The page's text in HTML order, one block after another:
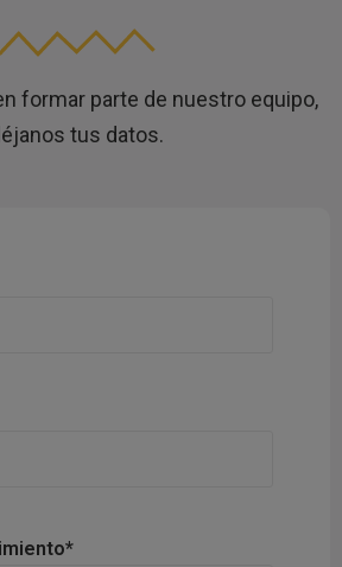
formar parte de nuestro equipo,
tus datos.